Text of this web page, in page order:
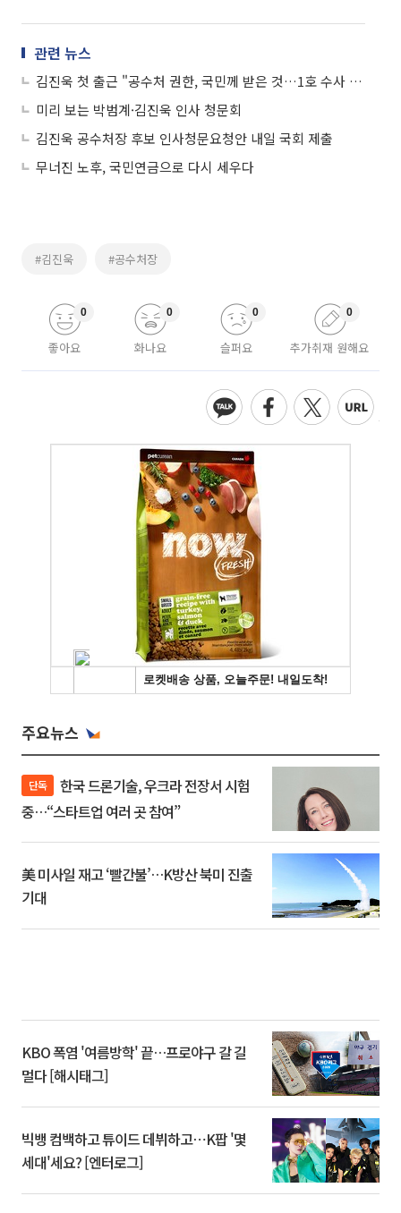
관련 뉴스
김진욱 첫 출근 "공수처 권한, 국민께 받은 것…1호 수사 대상은 없다"
미리 보는 박범계·김진욱 인사 청문회
김진욱 공수처장 후보 인사청문요청안 내일 국회 제출
무너진 노후, 국민연금으로 다시 세우다
#김진욱 #공수처장
좋아요
0
화나요
0
슬퍼요
0
추가취재 원해요
0
주요뉴스
단독
중…“스타트업 여러 곳 참여”
美 미사일 재고 ‘빨간불’…K방산 북미 진출
기대
KBO 폭염 '여름방학' 끝…프로야구 갈 길
멀다 [해시태그]
빅뱅 컴백하고 튜이드 데뷔하고⋯K팝 '몇
세대'세요? [엔터로그]